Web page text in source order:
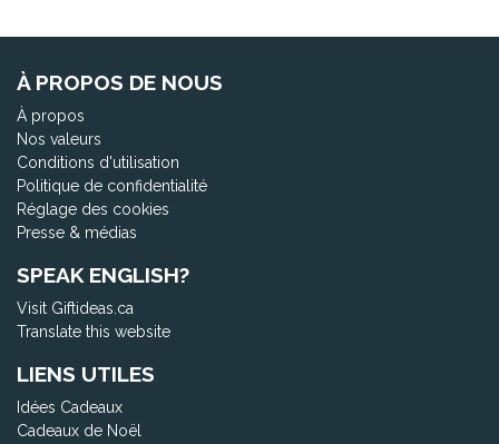
À PROPOS DE NOUS
À propos
Nos valeurs
Conditions d'utilisation
Politique de confidentialité
Réglage des cookies
Presse & médias
SPEAK ENGLISH?
Visit Giftideas.ca
Translate this website
LIENS UTILES
Idées Cadeaux
Cadeaux de Noël